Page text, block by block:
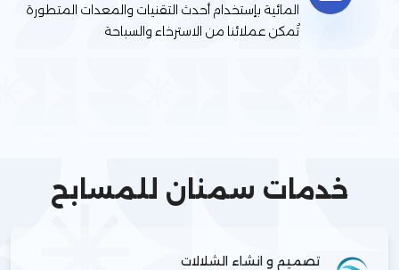
المائية بإستخدام أحدث التقنيات والمعدات المتطورة
تُمكن عملائنا من الاسترخاء والسباحة
خدمات سمنان للمسابح
تصميم و انشاء الشلالات